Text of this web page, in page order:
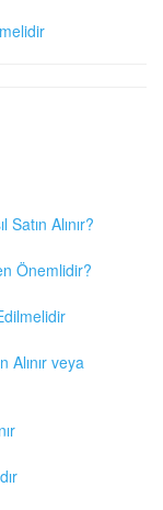
Alınır?
Önemlidir?
Alınır veya